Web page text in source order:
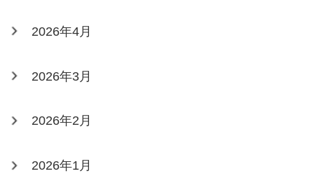
2026年4月
2026年3月
2026年2月
2026年1月